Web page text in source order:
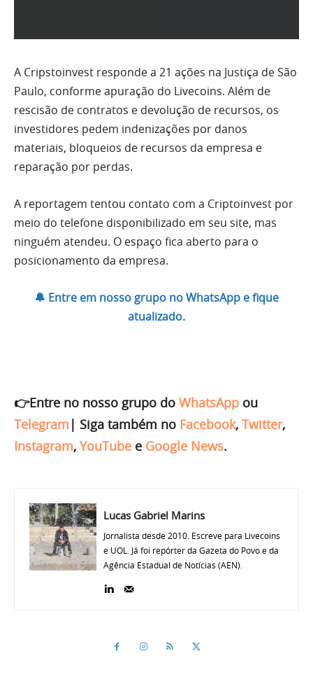
A Cripstoinvest responde a 21 ações na Justiça de São
Paulo, conforme apuração do Livecoins. Além de
rescisão de contratos e devolução de recursos, os
investidores pedem indenizações por danos
materiais, bloqueios de recursos da empresa e
reparação por perdas.
A reportagem tentou contato com a Criptoinvest por
meio do telefone disponibilizado em seu site, mas
ninguém atendeu. O espaço fica aberto para o
posicionamento da empresa.
🔔 Entre em nosso grupo no WhatsApp e fique
atualizado.
👉Entre no nosso grupo do WhatsApp ou
Telegram | Siga também no Facebook, Twitter,
Instagram, YouTube e Google News.
Lucas Gabriel Marins
Jornalista desde 2010. Escreve para Livecoins
e UOL. Já foi repórter da Gazeta do Povo e da
Agência Estadual de Notícias (AEN).